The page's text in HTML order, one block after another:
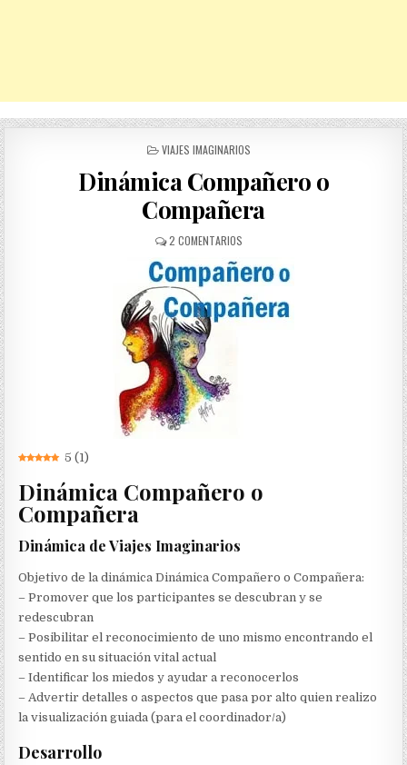
POSTED
VIAJES IMAGINARIOS
Dinámica Compañero o
Compañera
2 COMENTARIOS
COMPAÑERO
O
COMPAÑERA
5 (1)
Dinámica Compañero o
Compañera
Dinámica de Viajes Imaginarios
Objetivo de la dinámica Dinámica Compañero o Compañera:
– Promover que los participantes se descubran y se
redescubran
– Posibilitar el reconocimiento de uno mismo encontrando el
sentido en su situación vital actual
– Identificar los miedos y ayudar a reconocerlos
– Advertir detalles o aspectos que pasa por alto quien realizo
la visualización guiada (para el coordinador/a)
Desarrollo